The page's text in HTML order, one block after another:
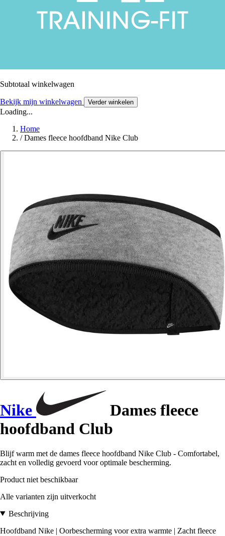
Subtotaal winkelwagen
Bekijk mijn winkelwagen Verder winkelen
Loading...
Home
/ Dames fleece hoofdband Nike Club
Nike
Dames fleece
hoofdband Club
Blijf warm met de dames fleece hoofdband Nike Club - Comfortabel,
zacht en volledig gevoerd voor optimale bescherming.
Product niet beschikbaar
Alle varianten zijn uitverkocht
Beschrijving
Hoofdband Nike | Oorbescherming voor extra warmte | Zacht fleece